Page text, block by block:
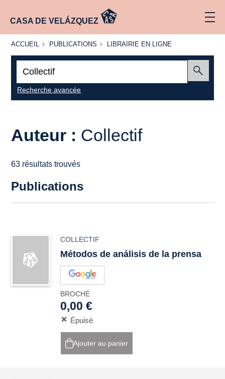
CASA DE VELÁZQUEZ
ACCUEIL
ACCUEIL PUBLICATIONS
PUBLICATIONS
LIBRAIRIE
LIBRAIRIE EN LIGNE
Recherche avancée
Auteur : Collectif
63 résultats trouvés
Publications
COLLECTIF
Métodos de análisis de la prensa
BROCHÉ
0,00 €
Épuisé
Ajouter au panier